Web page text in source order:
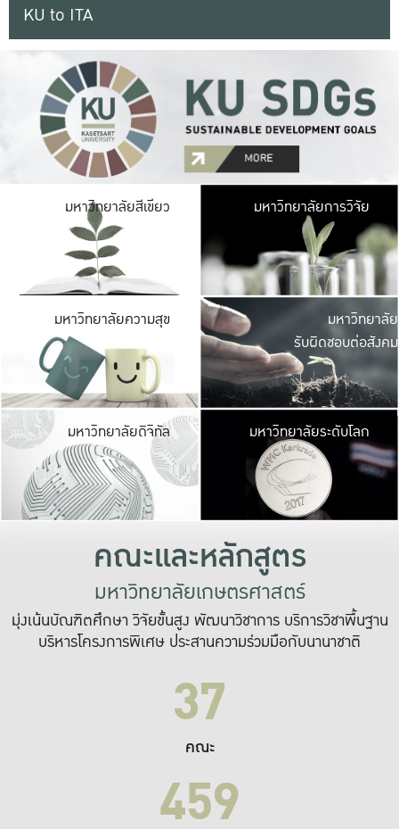
KU to ITA
มหาวิทยาลัยสีเขียว มหาวิ
มีพื้นที่เขียวสดใส
เป็นป่าในเมือง เกษต
มหาวิทยาลัยการวิจัย
มหาวิทยาลัยความสุข มหาวิ
ค
เปิดประ
และพบเรื่องราวใ
มหาวิทยาลัย
รับผิดชอบต่อสังคม
มหาวิทยาลัยดิจิทัล มหาวิ
เปลี่ยนแปลง แล
เพื่อทำง
ระบบสารสนเทศ
มหาวิทยาลัยระดับโลก
คณะและหลักสูตร
มหาวิทยาลัยเกษตรศาสตร์
มุ่งเน้นบัณฑิตศึกษา วิจัยขั้นสูง พัฒนาวิชาการ บริการวิชาพื้นฐาน
บริหารโครงการพิเศษ ประสานความร่วมมือกับนานาชาติ
37
คณะ
459